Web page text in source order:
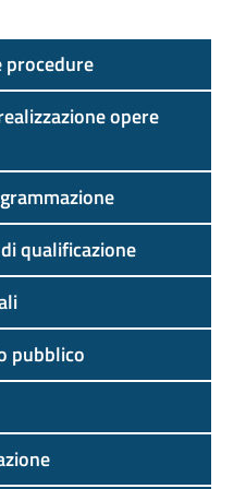
procedure
opere
qualificazione
pubblico